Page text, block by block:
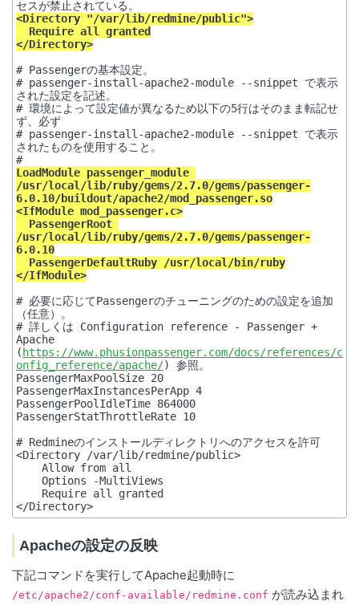
<Directory "/var/lib/redmine/public">
</Directory>
# Passengerの基本設定。
# passenger-install-apache2-module --snippet で表示
された設定を記述。
# 環境によって設定値が異なるため以下の5行はそのまま転記せ
ず、必ず
# passenger-install-apache2-module --snippet で表示
されたものを使用すること。
LoadModule passenger_module
/usr/local/lib/ruby/gems/2.7.0/gems/passenger-
6.0.10/buildout/apache2/mod_passenger.so
<IfModule mod_passenger.c>
/usr/local/lib/ruby/gems/2.7.0/gems/passenger-
6.0.10
</IfModule>
# 必要に応じてPassengerのチューニングのための設定を追加
（任意）。
# 詳しくは Configuration reference - Passenger +
Apache
( https://www.phusionpassenger.com/docs/references/c
onfig_reference/apache/) 参照。
PassengerMaxPoolSize 20
PassengerMaxInstancesPerApp 4
PassengerPoolIdleTime 864000
PassengerStatThrottleRate 10
# Redmineのインストールディレクトリへのアクセスを許可
<Directory /var/lib/redmine/public>
Apacheの設定の反映
下記コマンドを実行してApache起動時に
/etc/apache2/conf-available/redmine.conf が読み込まれ